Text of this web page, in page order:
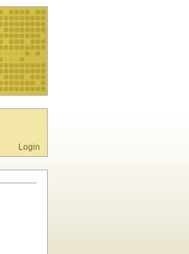
Login